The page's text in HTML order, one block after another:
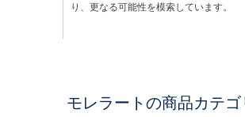
り、更なる可能性を模索しています。
モレラートの商品カテゴ